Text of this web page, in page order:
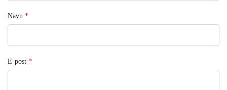
Navn *
E-post *